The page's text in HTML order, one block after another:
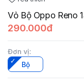
Vỏ Bộ Oppo Reno
290.000đ
Đơn vị:
Bộ